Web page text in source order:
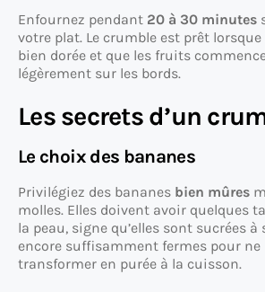
Enfournez pendant 20 à 30 minutes
votre plat. Le crumble est prêt
bien dorée et que les fruits
légèrement sur les bords.
Les secrets d’un
Le choix des bananes
Privilégiez des bananes bien mûres
molles. Elles doivent avoir quelques
la peau, signe qu’elles sont sucrées
encore suffisamment fermes pour ne
transformer en purée à la cuisson.